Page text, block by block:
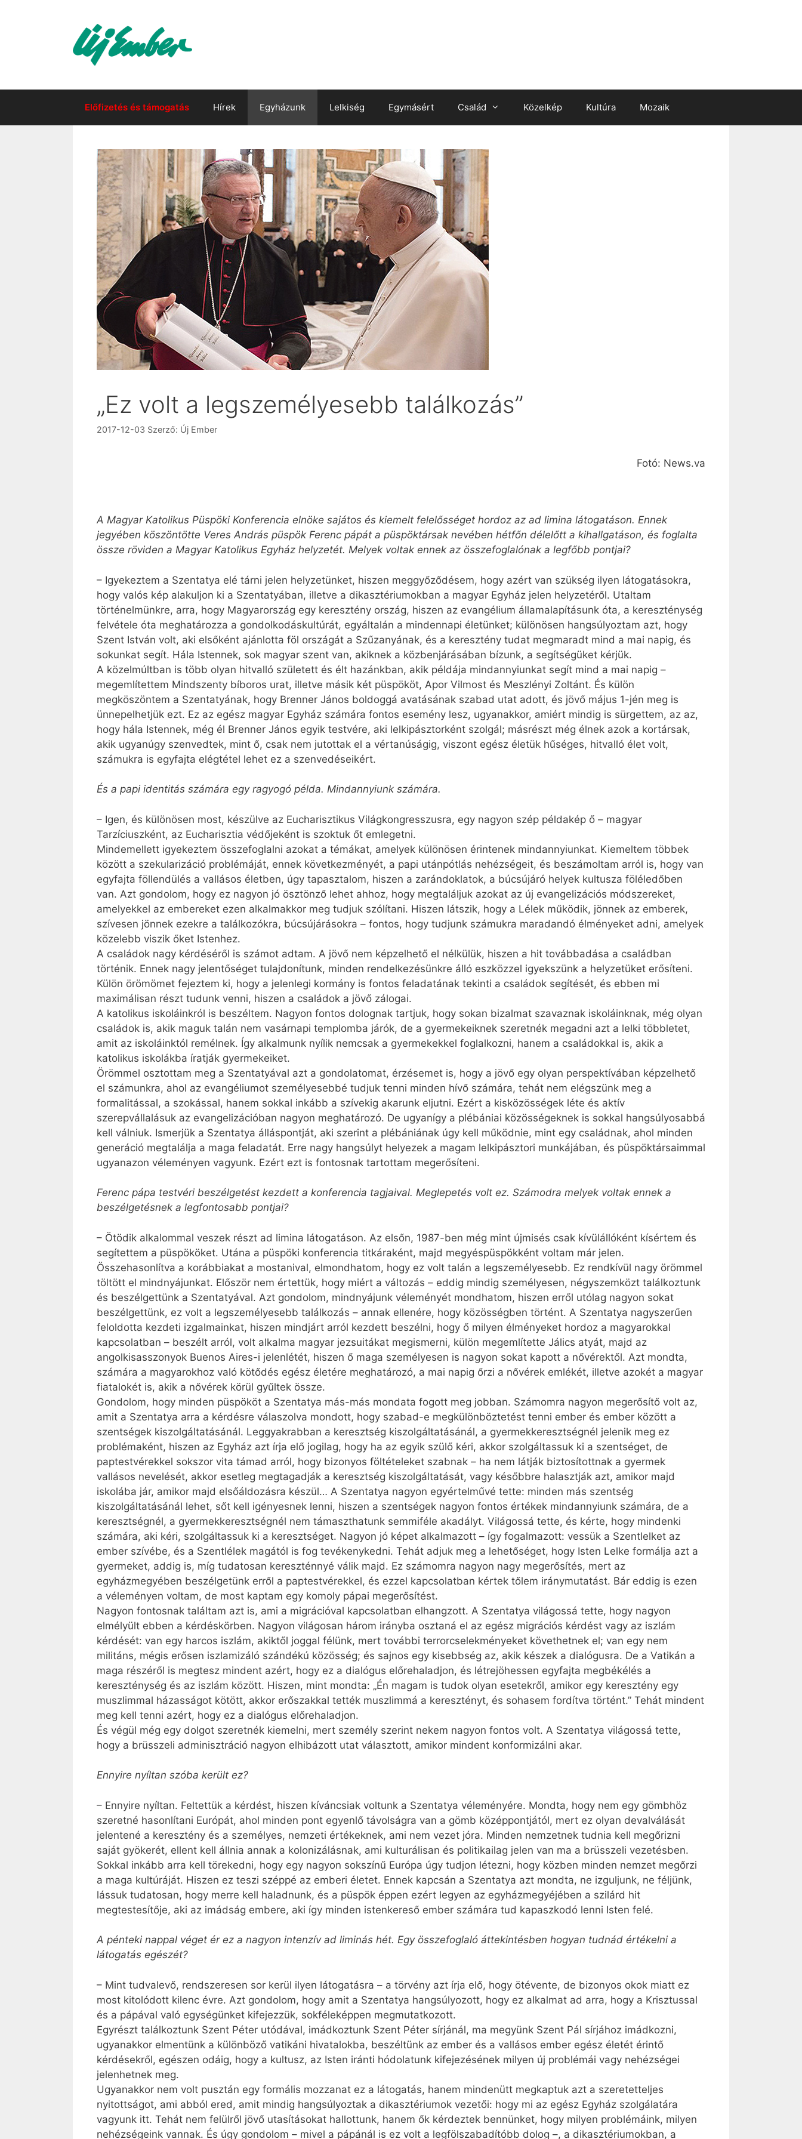
Előfizetés és támogatás Hírek Egyházunk Lelkiség Egymásért Család Közelkép Kultúra Mozaik
„Ez volt a legszemélyesebb találkozás”
2017-12-03 Szerző: Új Ember
Fotó: News.va
A Magyar Katolikus Püspöki Konferencia elnöke sajátos és kiemelt felelősséget hordoz az ad limina látogatáson. Ennek
jegyében köszöntötte Veres András püspök Ferenc pápát a püspöktársak nevében hétfőn délelőtt a kihallgatáson, és foglalta
össze röviden a Magyar Katolikus Egyház helyzetét. Melyek voltak ennek az összefoglalónak a legfőbb pontjai?
– Igyekeztem a Szentatya elé tárni jelen helyzetünket, hiszen meggyőződésem, hogy azért van szükség ilyen látogatásokra,
hogy valós kép alakuljon ki a Szentatyában, illetve a dikasztériumokban a magyar Egyház jelen helyzetéről. Utaltam
történelmünkre, arra, hogy Magyarország egy keresztény ország, hiszen az evangélium államalapításunk óta, a kereszténység
felvétele óta meghatározza a gondolkodáskultúrát, egyáltalán a mindennapi életünket; különösen hangsúlyoztam azt, hogy
Szent István volt, aki elsőként ajánlotta föl országát a Szűzanyának, és a keresztény tudat megmaradt mind a mai napig, és
sokunkat segít. Hála Istennek, sok magyar szent van, akiknek a közbenjárásában bízunk, a segítségüket kérjük.
A közelmúltban is több olyan hitvalló született és élt hazánkban, akik példája mindannyiunkat segít mind a mai napig –
megemlítettem Mindszenty bíboros urat, illetve másik két püspököt, Apor Vilmost és Meszlényi Zoltánt. És külön
megköszöntem a Szentatyának, hogy Brenner János boldoggá avatásának szabad utat adott, és jövő május 1-jén meg is
ünnepelhetjük ezt. Ez az egész magyar Egyház számára fontos esemény lesz, ugyan­akkor, amiért mindig is sürgettem, az az,
hogy hála Istennek, még él Brenner János egyik testvére, aki lelkipásztorként szolgál; másrészt még élnek azok a kortársak,
akik ugyanúgy szenvedtek, mint ő, csak nem jutottak el a vértanúságig, viszont egész életük hűséges, hitvalló élet volt,
számukra is egyfajta elégtétel lehet ez a szenvedéseikért.
És a papi identitás számára egy ragyogó példa. Mindannyiunk számára.
– Igen, és különösen most, készülve az Eucharisztikus Világkongresszusra, egy nagyon szép példakép ő – magyar
Tarzíciuszként, az Eucharisztia védőjeként is szoktuk őt emlegetni.
Mindemellett igyekeztem összefoglalni azokat a témákat, amelyek különösen érintenek mindannyiunkat. Kiemeltem többek
között a szekularizáció problémáját, ennek következményét, a papi utánpótlás nehézségeit, és beszámoltam arról is, hogy van
egyfajta föllendülés a vallásos életben, úgy tapasztalom, hiszen a zarándoklatok, a búcsújáró helyek kultusza föléledőben
van. Azt gondolom, hogy ez nagyon jó ösztönző lehet ahhoz, hogy megtaláljuk azokat az új evangelizációs módszereket,
amelyekkel az embereket ezen alkalmakkor meg tudjuk szólítani. Hiszen látszik, hogy a Lélek működik, jönnek az emberek,
szívesen jönnek ezekre a találkozókra, búcsújárásokra – fontos, hogy tudjunk számukra maradandó élményeket adni, amelyek
közelebb viszik őket Istenhez.
A családok nagy kérdéséről is számot adtam. A jövő nem képzelhető el nélkülük, hiszen a hit továbbadása a családban
történik. Ennek nagy jelentőséget tulajdonítunk, minden rendelkezésünkre álló eszközzel igyekszünk a helyzetüket erősíteni.
Külön örömömet fejeztem ki, hogy a jelenlegi kormány is fontos feladatának tekinti a családok segítését, és ebben mi
maximálisan részt tudunk venni, hiszen a családok a jövő zálogai.
A katolikus iskoláinkról is beszéltem. Nagyon fontos dolognak tartjuk, hogy sokan bizalmat szavaznak iskoláinknak, még olyan
családok is, akik maguk talán nem vasárnapi templomba járók, de a gyermekeiknek szeretnék megadni azt a lelki többletet,
amit az iskoláinktól remélnek. Így alkalmunk nyílik nemcsak a gyermekekkel foglalkozni, hanem a családokkal is, akik a
katolikus iskolákba íratják gyermekeiket.
Örömmel osztottam meg a Szentatyával azt a gondolatomat, érzésemet is, hogy a jövő egy olyan perspektívában képzelhető
el számunkra, ahol az evangéliumot személyesebbé tudjuk tenni minden hívő számára, tehát nem elégszünk meg a
formalitással, a szokással, hanem sokkal inkább a szívekig akarunk eljutni. Ezért a kisközösségek léte és aktív
szerepvállalásuk az evangelizációban nagyon meghatározó. De ugyanígy a plébániai közösségeknek is sokkal hangsúlyosabbá
kell válniuk. Ismerjük a Szentatya álláspontját, aki szerint a plébániának úgy kell működnie, mint egy családnak, ahol minden
generáció megtalálja a maga feladatát. Erre nagy hangsúlyt helyezek a magam lelkipásztori munkájában, és püspöktársaimmal
ugyan­azon véleményen vagyunk. Ezért ezt is fontosnak tartottam megerősíteni.
Ferenc pápa testvéri beszélgetést kezdett a konferencia tagjaival. Meglepetés volt ez. Számodra melyek voltak ennek a
beszélgetésnek a legfontosabb pontjai?
– Ötödik alkalommal veszek részt ad limina látogatáson. Az elsőn, 1987-ben még mint újmisés csak kívülállóként kísértem és
segítettem a püspököket. Utána a püspöki konferencia titkáraként, majd megyéspüspökként voltam már jelen.
Összehasonlítva a korábbiakat a mostanival, elmondhatom, hogy ez volt talán a legszemélyesebb. Ez rendkívül nagy örömmel
töltött el mindnyájunkat. Először nem értettük, hogy miért a változás – eddig mindig személyesen, négyszemközt találkoztunk
és beszélgettünk a Szentatyával. Azt gondolom, mindnyájunk véleményét mondhatom, hiszen erről utólag nagyon sokat
beszélgettünk, ez volt a legszemélyesebb találkozás – annak ellenére, hogy közösségben történt. A Szentatya nagyszerűen
feloldotta kezdeti izgalmainkat, hiszen mindjárt arról kezdett beszélni, hogy ő milyen élményeket hordoz a magyarokkal
kapcsolatban – beszélt arról, volt alkalma magyar jezsuitákat megismerni, külön megemlítette Jálics atyát, majd az
angolkisasszonyok Buenos Aires-i jelenlétét, hiszen ő maga személyesen is nagyon sokat kapott a nővérektől. Azt mondta,
számára a magyarokhoz való kötődés egész életére meghatározó, a mai napig őrzi a nővérek emlékét, illetve azokét a magyar
fiatalokét is, akik a nővérek körül gyűltek össze.
Gondolom, hogy minden püspököt a Szentatya más-más mondata fogott meg jobban. Számomra nagyon megerősítő volt az,
amit a Szentatya arra a kérdésre válaszolva mondott, hogy szabad-e megkülönböztetést tenni ember és ember között a
szentségek kiszolgáltatásánál. Leggyakrabban a keresztség kiszolgáltatásánál, a gyermekkeresztségnél jelenik meg ez
problémaként, hiszen az Egyház azt írja elő jogilag, hogy ha az egyik szülő kéri, akkor szolgáltassuk ki a szentséget, de
paptestvérekkel sokszor vita támad arról, hogy bizonyos föltételeket szabnak – ha nem látják biztosítottnak a gyermek
vallásos nevelését, akkor esetleg megtagadják a keresztség kiszolgáltatását, vagy későbbre halasztják azt, amikor majd
iskolába jár, amikor majd elsőáldozásra készül… A Szentatya nagyon egyértelművé tette: minden más szentség
kiszolgáltatásánál lehet, sőt kell igényesnek lenni, hiszen a szentségek nagyon fontos értékek mindannyiunk számára, de a
keresztségnél, a gyermekkeresztségnél nem támaszthatunk semmiféle akadályt. Világossá tette, és kérte, hogy mindenki
számára, aki kéri, szolgáltassuk ki a keresztséget. Nagyon jó képet alkalmazott – így fogalmazott: vessük a Szentlelket az
ember szívébe, és a Szentlélek magától is fog tevékenykedni. Tehát adjuk meg a lehetőséget, hogy Isten Lelke formálja azt a
gyermeket, addig is, míg tudatosan kereszténnyé válik majd. Ez számomra nagyon nagy megerősítés, mert az
egyházmegyében beszélgetünk erről a paptestvérekkel, és ezzel kapcsolatban kértek tőlem iránymutatást. Bár eddig is ezen
a véleményen voltam, de most kaptam egy komoly pápai megerősítést.
Nagyon fontosnak találtam azt is, ami a migrációval kapcsolatban elhangzott. A Szentatya világossá tette, hogy nagyon
elmélyült ebben a kérdéskörben. Nagyon világosan három irányba osztaná el az egész migrációs kérdést vagy az iszlám
kérdését: van egy harcos iszlám, akiktől joggal félünk, mert további terrorcselekményeket követhetnek el; van egy nem
militáns, mégis erősen iszlamizáló szándékú közösség; és sajnos egy kisebbség az, akik készek a dialógusra. De a Vatikán a
maga részéről is megtesz mindent azért, hogy ez a dialógus előrehaladjon, és létrejöhessen egyfajta megbékélés a
kereszténység és az iszlám között. Hiszen, mint mondta: „Én magam is tudok olyan esetekről, amikor egy keresztény egy
muszlimmal házasságot kötött, akkor erőszakkal tették muszlimmá a keresztényt, és sohasem fordítva történt.” Tehát mindent
meg kell tenni azért, hogy ez a dialógus előrehaladjon.
És végül még egy dolgot szeretnék kiemelni, mert személy szerint nekem nagyon fontos volt. A Szentatya világossá tette,
hogy a brüsszeli adminisztráció nagyon elhibázott utat választott, amikor mindent kon­for­mi­zál­ni akar.
Ennyire nyíltan szóba került ez?
– Ennyire nyíltan. Feltettük a kérdést, hiszen kíváncsiak voltunk a Szentatya véleményére. Mondta, hogy nem egy gömbhöz
szeretné hasonlítani Európát, ahol minden pont egyenlő távolságra van a gömb középpontjától, mert ez olyan devalválását
jelentené a keresztény és a személyes, nemzeti értékeknek, ami nem vezet jóra. Minden nemzetnek tudnia kell megőrizni
saját gyökerét, ellent kell állnia annak a kolonizálásnak, ami kulturálisan és politikailag jelen van ma a brüsszeli vezetésben.
Sokkal inkább arra kell törekedni, hogy egy nagyon sokszínű Európa úgy tudjon létezni, hogy közben minden nemzet megőrzi
a maga kultúráját. Hiszen ez teszi széppé az emberi életet. Ennek kapcsán a Szentatya azt mondta, ne izguljunk, ne féljünk,
lássuk tudatosan, hogy merre kell haladnunk, és a püspök éppen ezért legyen az egyházmegyéjében a szilárd hit
megtestesítője, aki az imádság embere, aki így minden istenkereső ember számára tud kapaszkodó lenni Isten felé.
A pénteki nappal véget ér ez a nagyon intenzív ad liminás hét. Egy összefoglaló áttekintésben hogyan tudnád értékelni a
látogatás egészét?
– Mint tudvalevő, rendszeresen sor kerül ilyen látogatásra – a törvény azt írja elő, hogy ötévente, de bizonyos okok miatt ez
most kitolódott kilenc évre. Azt gondolom, hogy amit a Szentatya hangsúlyozott, hogy ez alkalmat ad arra, hogy a Krisztussal
és a pápával való egységünket kifejezzük, sokféleképpen megmutatkozott.
Egyrészt találkoztunk Szent Péter utódával, imádkoztunk Szent Péter sírjánál, ma megyünk Szent Pál sírjához imádkozni,
ugyanakkor elmentünk a különböző vatikáni hivatalokba, beszéltünk az ember és a vallásos ember egész életét érintő
kérdésekről, egészen odáig, hogy a kultusz, az Isten iránti hódolatunk kifejezésének milyen új problémái vagy nehézségei
jelenhetnek meg.
Ugyanakkor nem volt pusztán egy formális mozzanat ez a látogatás, hanem mindenütt megkaptuk azt a szeretetteljes
nyitottságot, ami abból ered, amit mindig hangsúlyoztak a dikasztériumok vezetői: hogy mi az egész Egyház szolgálatára
vagyunk itt. Tehát nem felülről jövő utasításokat hallottunk, hanem ők kérdeztek bennünket, hogy milyen problémáink, milyen
nehézségeink vannak. És úgy gondolom – mivel a pápánál is ez volt a legfölszabadítóbb dolog –, a dikasztériumokban, a